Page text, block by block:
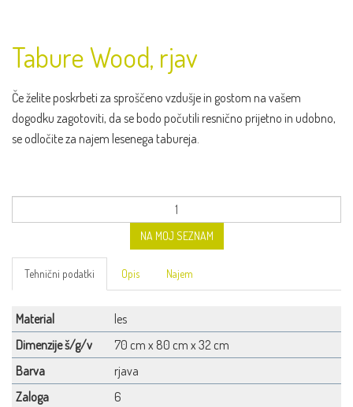
Tabure Wood, rjav
Če želite poskrbeti za sproščeno vzdušje in gostom na vašem
dogodku zagotoviti, da se bodo počutili resnično prijetno in udobno,
se odločite za najem lesenega tabureja.
NA MOJ SEZNAM
Tehnični podatki Opis Najem
Material
les
Dimenzije š/g/v
70 cm x 80 cm x 32 cm
Barva
rjava
Zaloga
6